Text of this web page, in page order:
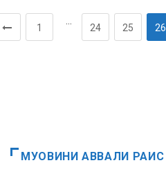
1 24 25 26
МУОВИНИ АВВАЛИ РАИС